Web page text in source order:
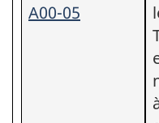
A00-05